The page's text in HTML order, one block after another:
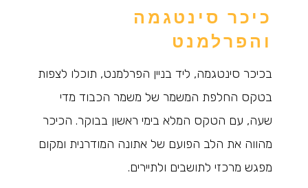
כיכר סינטגמה
והפרלמנט
בכיכר סינטגמה, ליד בניין הפרלמנט, תוכלו לצפות
בטקס החלפת המשמר של משמר הכבוד מדי
שעה, עם הטקס המלא בימי ראשון בבוקר. הכיכר
מהווה את הלב הפועם של אתונה המודרנית ומקום
מפגש מרכזי לתושבים ולתיירים.